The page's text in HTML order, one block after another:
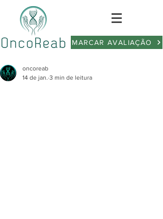
MARCAR AVALIAÇÃO
oncoreab
14 de jan. 3 min de leitura